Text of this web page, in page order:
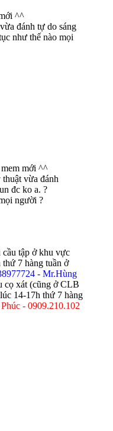
^^
đánh tự do sáng
như thế nào mọi
mới ^^
vừa đánh
đc ko a. ?
người ?
cầu tập ở khu vực
7 hàng tuần ở
- Mr.Hùng
cọ xát (cũng ở CLB
14-17h thứ 7 hàng
- 0909.210.102